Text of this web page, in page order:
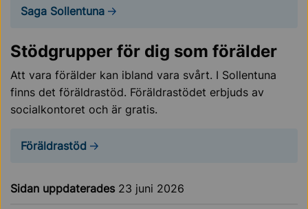
Saga Sollentuna
Stödgrupper för dig som förälder
Att vara förälder kan ibland vara svårt. I Sollentuna
finns det föräldrastöd. Föräldrastödet erbjuds av
socialkontoret och är gratis.
Föräldrastöd
Sidan uppdaterades 23 juni 2026